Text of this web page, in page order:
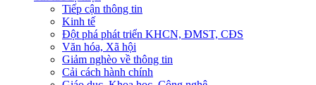
Tiếp cận thông tin
Kinh tế
Đột phá phát triển KHCN, ĐMST, CĐS
Văn hóa, Xã hội
Giảm nghèo về thông tin
Cải cách hành chính